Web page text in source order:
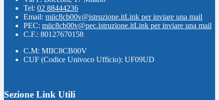
Tel: 02 88444236
Email: miic8cb00v@istruzione.itLink per inviare una mail
PEC: miic8cb00v@pec.istruzione.itLink per inviare una mail
C.F.: 80127670158
C.M: MIIC8CB00V
CUF (Codice Univoco Ufficio): UF09UD
Sezione Link Utili